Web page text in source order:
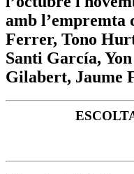
amb l’empremta
Ferrer, Tono
Santi García,
Gilabert, Jaume